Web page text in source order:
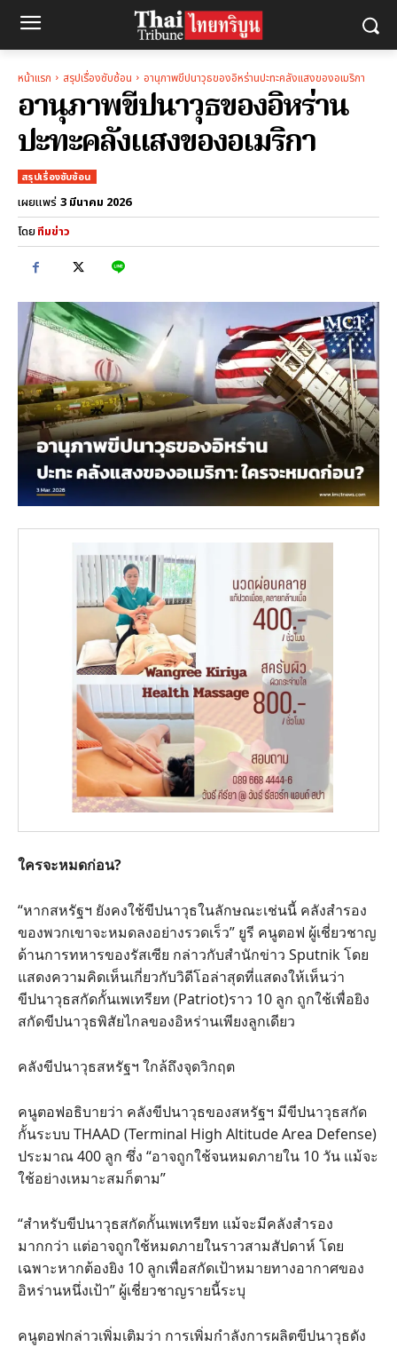
หน้าแรก สรุปเรื่องซับซ้อน อานุภาพขีปนาวุธของอิหร่านปะทะคลังแสงของอเมริกา
อานุภาพขีปนาวุธของอิหร่าน
ปะทะคลังแสงของอเมริกา
สรุปเรื่องซับซ้อน
เผยแพร่ 3 มีนาคม 2026
โดยทีมข่าว
ใครจะหมดก่อน?
“หากสหรัฐฯ ยังคงใช้ขีปนาวุธในลักษณะเช่นนี้ คลังสำรอง
ของพวกเขาจะหมดลงอย่างรวดเร็ว” ยูรี คนูตอฟ ผู้เชี่ยวชาญ
ด้านการทหารของรัสเซีย กล่าวกับสำนักข่าว Sputnik โดย
แสดงความคิดเห็นเกี่ยวกับวิดีโอล่าสุดที่แสดงให้เห็นว่า
ขีปนาวุธสกัดกั้นเพเทรียท (Patriot)ราว 10 ลูก ถูกใช้เพื่อยิง
สกัดขีปนาวุธพิสัยไกลของอิหร่านเพียงลูกเดียว
คลังขีปนาวุธสหรัฐฯ ใกล้ถึงจุดวิกฤต
คนูตอฟอธิบายว่า คลังขีปนาวุธของสหรัฐฯ มีขีปนาวุธสกัด
กั้นระบบ THAAD (Terminal High Altitude Area Defense)
ประมาณ 400 ลูก ซึ่ง “อาจถูกใช้จนหมดภายใน 10 วัน แม้จะ
ใช้อย่างเหมาะสมก็ตาม”
“สำหรับขีปนาวุธสกัดกั้นเพเทรียท แม้จะมีคลังสำรอง
มากกว่า แต่อาจถูกใช้หมดภายในราวสามสัปดาห์ โดย
เฉพาะหากต้องยิง 10 ลูกเพื่อสกัดเป้าหมายทางอากาศของ
อิหร่านหนึ่งเป้า” ผู้เชี่ยวชาญรายนี้ระบุ
คนูตอฟกล่าวเพิ่มเติมว่า การเพิ่มกำลังการผลิตขีปนาวุธดัง